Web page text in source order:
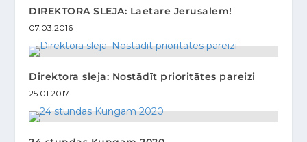
DIREKTORA SLEJA: Laetare Jerusalem!
07.03.2016
Direktora sleja: Nostādīt prioritātes pareizi
25.01.2017